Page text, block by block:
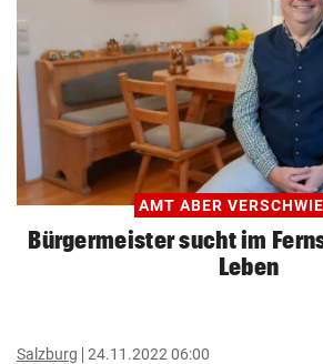
AMT ABER
Bürgermeister sucht im
Leben
Salzburg 24.11.2022 06:00